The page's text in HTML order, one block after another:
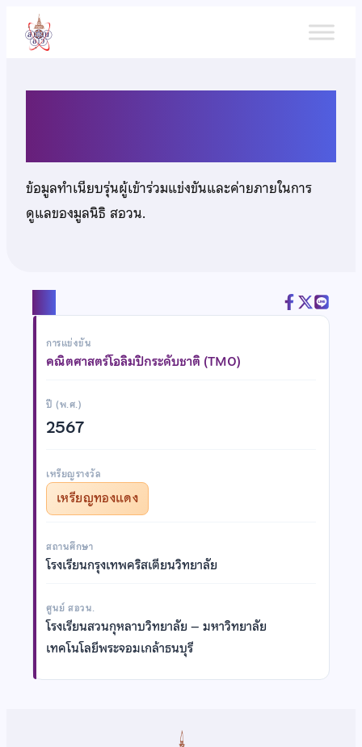
เนื้อหา
ข้อมูลทำเนียบรุ่นผู้เข้าร่วมแข่งขันและค่ายภายในการ
ดูแลของมูลนิธิ สอวน.
การแข่งขัน
คณิตศาสตร์โอลิมปิกระดับชาติ (TMO)
ปี (พ.ศ.)
2567
เหรียญรางวัล
เหรียญทองแดง
สถานศึกษา
โรงเรียนกรุงเทพคริสเตียนวิทยาลัย
ศูนย์ สอวน.
โรงเรียนสวนกุหลาบวิทยาลัย – มหาวิทยาลัย
เทคโนโลยีพระจอมเกล้าธนบุรี